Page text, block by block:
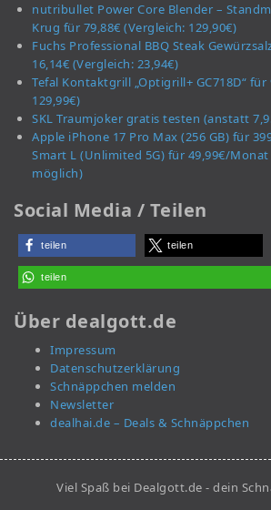
nutribullet Power Core Blender –
Krug für 79,88€ (Vergleich: 129,90€)
Fuchs Professional BBQ Steak
16,14€ (Vergleich: 23,94€)
Tefal Kontaktgrill „Optigrill+ GC718D“ für
129,99€)
SKL Traumjoker gratis testen (anstatt
Apple iPhone 17 Pro Max (256 GB) für
Smart L (Unlimited 5G) für 49,99€/
möglich)
Social Media / Teilen
teilen teilen
teilen
Über dealgott.de
Impressum
Datenschutzerklärung
Schnäppchen melden
Newsletter
dealhai.de – Deals & Schnäppchen
Viel Spaß bei Dealgott.de - dein